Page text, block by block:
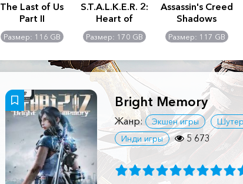
The Last of Us
Part II
Remastered
Размер: 116 GB
S.T.A.L.K.E.R. 2:
Heart of
Chernobyl -
Ultimate Edition
Размер: 170 GB
Assassin's Creed
Shadows
Размер: 117 GB
Bright Memory
Жанр: Экшен игры
Инди игры
5 673